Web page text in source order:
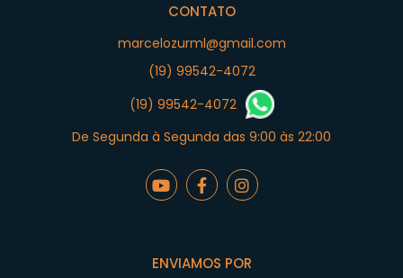
CONTATO
marcelozurml@gmail.com
(19) 99542-4072
(19) 99542-4072
De Segunda à Segunda das 9:00 às 22:00
ENVIAMOS POR